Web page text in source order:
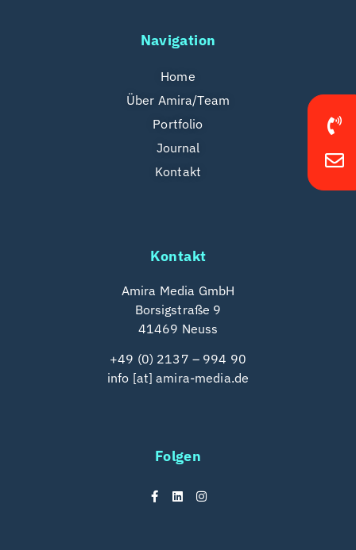
Navigation
Home
Über Amira/Team
Portfolio
Journal
Kontakt
Kontakt
Amira Media GmbH
Borsigstraße 9
41469 Neuss
+49 (0) 2137 – 994 90
info [at] amira-media.de
Folgen